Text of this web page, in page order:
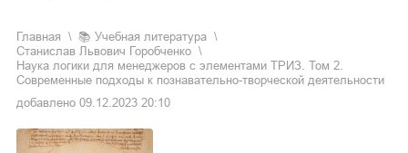
Главная 📚
учебная литература
Станислав Львович Горобченко
Наука логики для менеджеров с элементами ТРИЗ. Том 2.
Современные подходы к познавательно-творческой деятельности
добавлено 09.12.2023 20:10